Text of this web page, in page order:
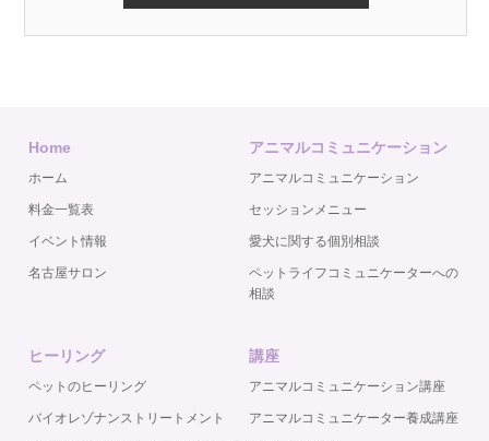
Home
ホーム
料金一覧表
イベント情報
名古屋サロン
アニマルコミュニケーション
アニマルコミュニケーション
セッションメニュー
愛犬に関する個別相談
ペットライフコミュニケーターへの
相談
ヒーリング
ペットのヒーリング
バイオレゾナンストリートメント
講座
アニマルコミュニケーション講座
アニマルコミュニケーター養成講座